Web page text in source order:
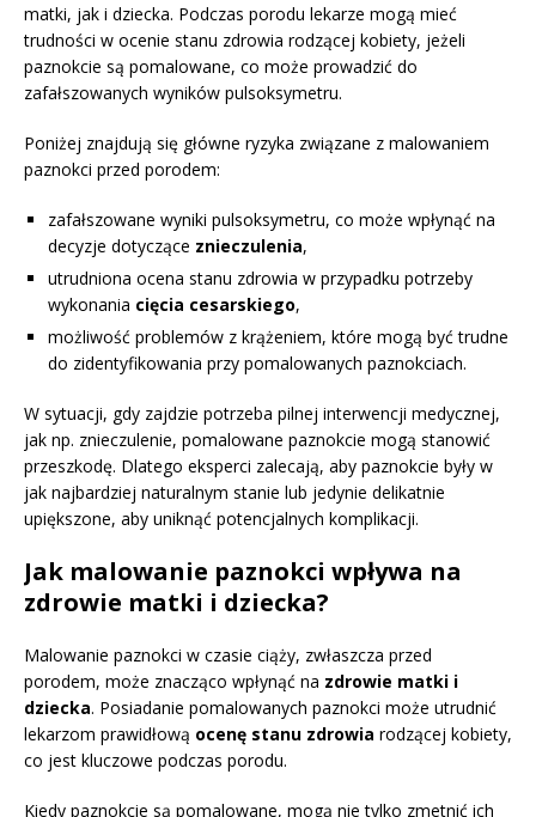
matki, jak i dziecka. Podczas porodu lekarze mogą mieć
trudności w ocenie stanu zdrowia rodzącej kobiety, jeżeli
paznokcie są pomalowane, co może prowadzić do
zafałszowanych wyników pulsoksymetru.
Poniżej znajdują się główne ryzyka związane z malowaniem
paznokci przed porodem:
zafałszowane wyniki pulsoksymetru, co może wpłynąć na
decyzje dotyczące znieczulenia,
utrudniona ocena stanu zdrowia w przypadku potrzeby
wykonania cięcia cesarskiego,
możliwość problemów z krążeniem, które mogą być trudne
do zidentyfikowania przy pomalowanych paznokciach.
W sytuacji, gdy zajdzie potrzeba pilnej interwencji medycznej,
jak np. znieczulenie, pomalowane paznokcie mogą stanowić
przeszkodę. Dlatego eksperci zalecają, aby paznokcie były w
jak najbardziej naturalnym stanie lub jedynie delikatnie
upiększone, aby uniknąć potencjalnych komplikacji.
Jak malowanie paznokci wpływa na
zdrowie matki i dziecka?
Malowanie paznokci w czasie ciąży, zwłaszcza przed
porodem, może znacząco wpłynąć na zdrowie matki i
dziecka. Posiadanie pomalowanych paznokci może utrudnić
lekarzom prawidłową ocenę stanu zdrowia rodzącej kobiety,
co jest kluczowe podczas porodu.
Kiedy paznokcie są pomalowane, mogą nie tylko zmetnić ich